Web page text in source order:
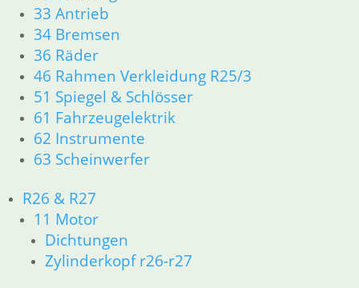
33 Antrieb
34 Bremsen
36 Räder
46 Rahmen Verkleidung R25/3
51 Spiegel & Schlösser
61 Fahrzeugelektrik
62 Instrumente
63 Scheinwerfer
R26 & R27
11 Motor
Dichtungen
Zylinderkopf r26-r27
Gaszug für normal Lenker
23,50€
Artikelnummer: 1236612
inkl. MwSt.
zzgl.Versandkosten
In den Warenkorb
Kupplungszug Hochlenker
33,80 €
Artikelnummer: 2324956
inkl. MwSt.
zzgl.Versandkosten